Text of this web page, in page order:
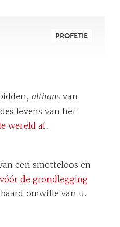
PROFETIE
althans van
levens van het
wereld af.
een smetteloos en
de grondlegging
omwille van u.